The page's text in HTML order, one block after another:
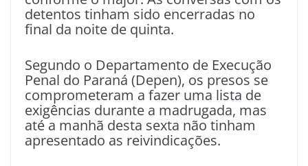
detentos tinham sido encerradas no
final da noite de quinta.
Segundo o Departamento de Execução
Penal do Paraná (Depen), os presos se
comprometeram a fazer uma lista de
exigências durante a madrugada, mas
até a manhã desta sexta não tinham
apresentado as reivindicações.